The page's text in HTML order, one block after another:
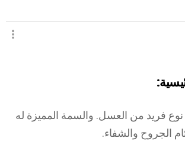
نوع فريد من العسل. والسمة المميزة له
الجروح والشفاء.